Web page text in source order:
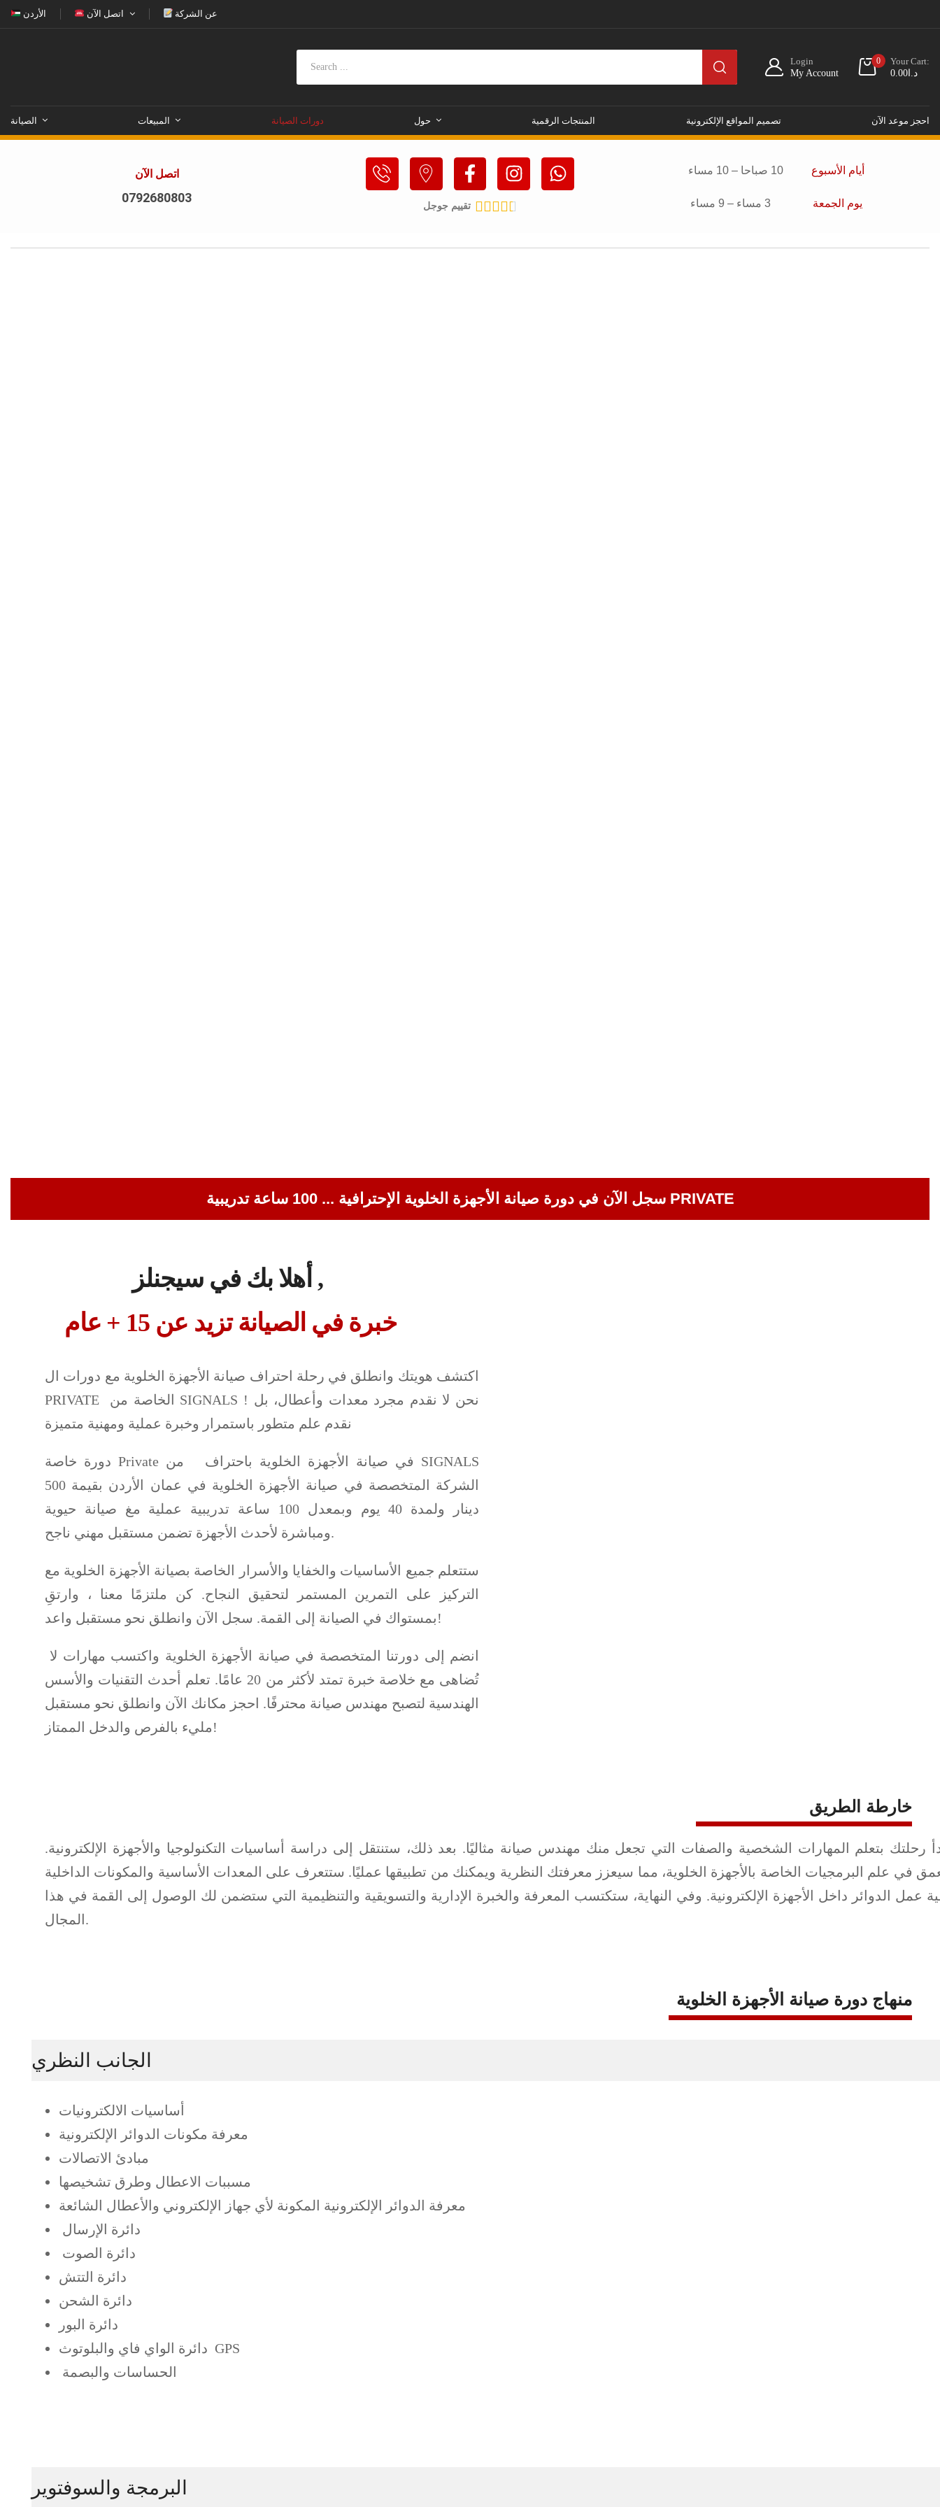
الأردن اتصل الآن عن الشركة
Login
My Account
0
Your Cart:
د.ا 0.00
الصيانة المبيعات دورات الصيانة حول المنتجات الرقمية تصميم المواقع الإلكترونية احجز موعد الآن
اتصل الآن
0792680803
تقييم جوجل 
أيام الأسبوع 10 صباحا – 10 مساء
يوم الجمعة 3 مساء – 9 مساء
سجل الآن في دورة صيانة الأجهزة الخلوية الإحترافية ... 100 ساعة تدريبية PRIVATE
أهلا بك في سيجنلز ,
خبرة في الصيانة تزيد عن 15 + عام
اكتشف هويتك وانطلق في رحلة احتراف صيانة الأجهزة الخلوية مع دورات ال
PRIVATE الخاصة من SIGNALS ! نحن لا نقدم مجرد معدات وأعطال، بل
نقدم علم متطور باستمرار وخبرة عملية ومهنية متميزة
دورة خاصة Private في صيانة الأجهزة الخلوية باحتراف من SIGNALS
الشركة المتخصصة في صيانة الأجهزة الخلوية في عمان الأردن بقيمة 500
دينار ولمدة 40 يوم وبمعدل 100 ساعة تدريبية عملية مغ صيانة حيوية
ومباشرة لأحدث الأجهزة تضمن مستقبل مهني ناجح.
ستتعلم جميع الأساسيات والخفايا والأسرار الخاصة بصيانة الأجهزة الخلوية مع
التركيز على التمرين المستمر لتحقيق النجاح. كن ملتزمًا معنا ، وارتقِ
بمستواك في الصيانة إلى القمة. سجل الآن وانطلق نحو مستقبل واعد!
تُضاهى مع خلاصة خبرة تمتد لأكثر من 20 عامًا. تعلم أحدث التقنيات والأسس
الهندسية لتصبح مهندس صيانة محترفًا. احجز مكانك الآن وانطلق نحو مستقبل
مليء بالفرص والدخل الممتاز!
خارطة الطريق
رحلتك بتعلم المهارات الشخصية والصفات التي تجعل منك مهندس صيانة مثاليًا. بعد ذلك، ستنتقل إلى دراسة أساسيات التكنولوجيا والأجهزة الإلكترونية.
في علم البرمجيات الخاصة بالأجهزة الخلوية، مما سيعزز معرفتك النظرية ويمكنك من تطبيقها عمليًا. ستتعرف على المعدات الأساسية والمكونات الداخلية
عمل الدوائر داخل الأجهزة الإلكترونية. وفي النهاية، ستكتسب المعرفة والخبرة الإدارية والتسويقية والتنظيمية التي ستضمن لك الوصول إلى القمة في هذا
المجال.
منهاج دورة صيانة الأجهزة الخلوية
الجانب النظري
أساسيات الالكترونيات
معرفة مكونات الدوائر الإلكترونية
مبادئ الاتصالات
مسببات الاعطال وطرق تشخيصها
معرفة الدوائر الإلكترونية المكونة لأي جهاز الإلكتروني والأعطال الشائعة
دائرة الإرسال
دائرة الصوت
دائرة التتش
دائرة الشحن
دائرة البور
دائرة الواي فاي والبلوتوث GPS
الحساسات والبصمة
البرمجة والسوفتوير